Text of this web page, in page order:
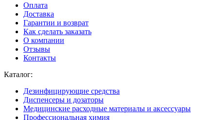
Оплата
Доставка
Гарантии и возврат
Как сделать заказать
О компании
Отзывы
Контакты
Каталог:
Дезинфицирующие средства
Диспенсеры и дозаторы
Медицинские расходные материалы и аксессуары
Профессиональная химия